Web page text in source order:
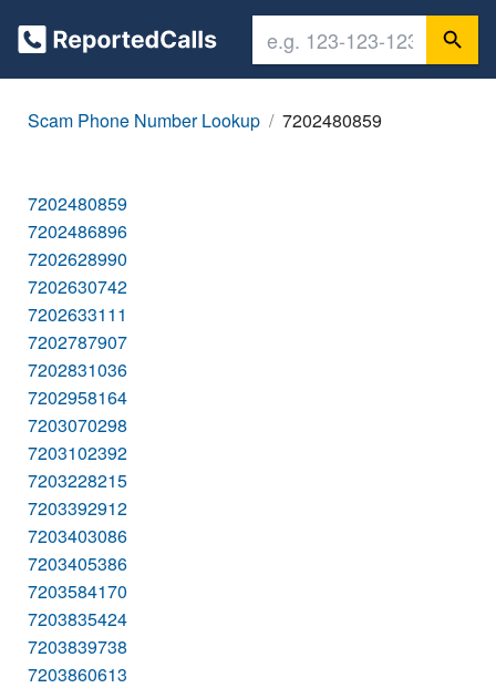
Scam Phone Number Lookup 7202480859
7202480859
7202486896
7202628990
7202630742
7202633111
7202787907
7202831036
7202958164
7203070298
7203102392
7203228215
7203392912
7203403086
7203405386
7203584170
7203835424
7203839738
7203860613